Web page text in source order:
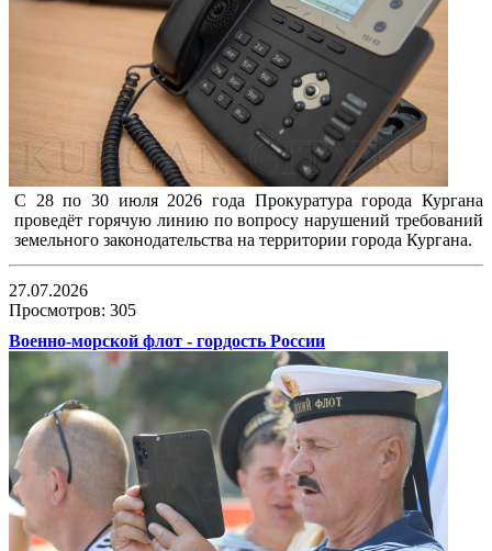
С 28 по 30 июля 2026 года Прокуратура города Кургана
проведёт горячую линию по вопросу нарушений требований
земельного законодательства на территории города Кургана.
27.07.2026
Просмотров: 305
Военно-морской флот - гордость России